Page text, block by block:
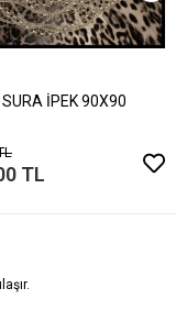
İPEK 90X90
TL